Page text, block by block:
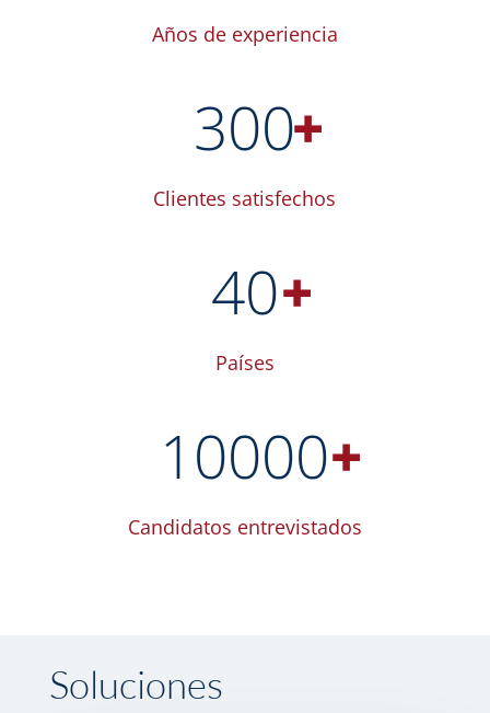
Años de experiencia
300
Clientes satisfechos
+
40
Países
+
10000
Candidatos entrevistados
+
Soluciones